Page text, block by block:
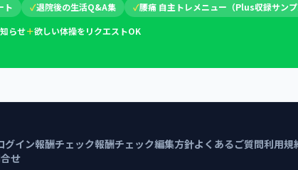
ト ✓退院後の生活Q&A集 ✓腰痛 自主トレメニュー（Plus収録サンプ
らせ＋欲しい体操をリクエストOK
グイン報酬チェック報酬チェック編集方針よくあるご質問利用規
せ